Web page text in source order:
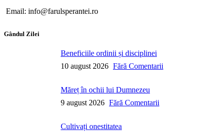
Email: info@farulsperantei.ro
Gândul Zilei
Beneficiile ordinii și disciplinei
10 august 2026 Fără Comentarii
Măreț în ochii lui Dumnezeu
9 august 2026 Fără Comentarii
Cultivați onestitatea